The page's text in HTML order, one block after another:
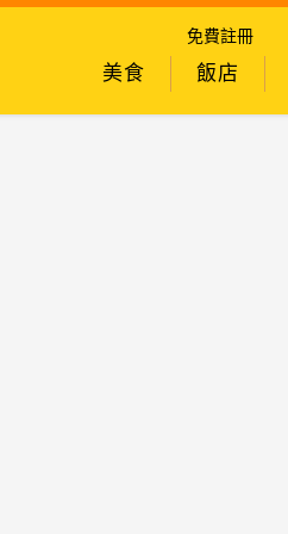
免費註冊
美食 飯店